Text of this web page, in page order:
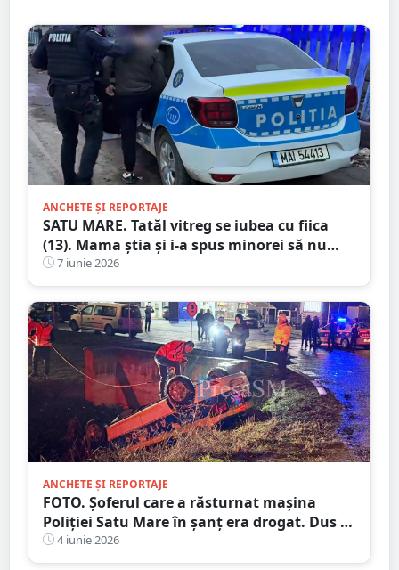
ANCHETE ȘI REPORTAJE
SATU MARE. Tatăl vitreg se iubea cu fiica
(13). Mama știa și i-a spus minorei să nu
spună la nimeni
7 iunie 2026
ANCHETE ȘI REPORTAJE
FOTO. Șoferul care a răsturnat mașina
Poliției Satu Mare în șanț era drogat. Dus în
4 iunie 2026